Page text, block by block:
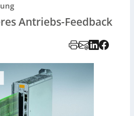
Antriebs-Feedback